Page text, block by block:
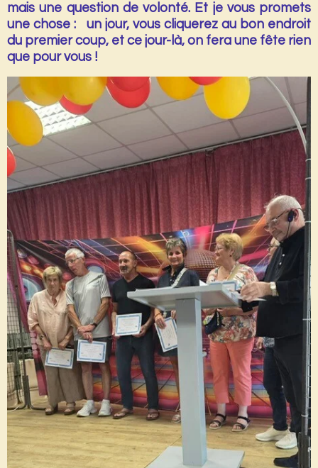
mais une question de volonté. Et je vous promets
une chose : un jour, vous cliquerez au bon endroit
du premier coup, et ce jour-là, on fera une fête rien
que pour vous !